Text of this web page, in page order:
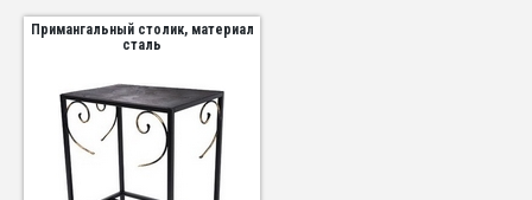
Примангальный столик, материал
сталь